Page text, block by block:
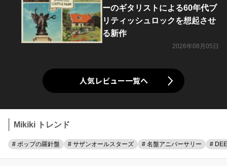
ーのギタリストによる60年代ブ
リティッシュロックを想起させ
る新作
2026年08月05日
人気レビュー一覧へ
Mikiki トレンド
# ポップの羅針盤 # サザンオールスターズ # 名盤アニバーサリー #